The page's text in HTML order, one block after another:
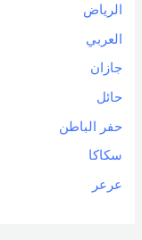
الرياض
العربي
جازان
حائل
حفر الباطن
سكاكا
عرعر